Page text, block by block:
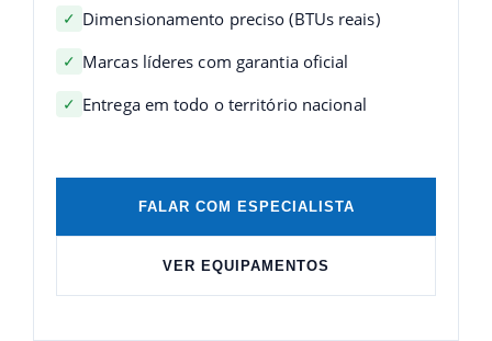
✓ Dimensionamento preciso (BTUs reais)
✓ Marcas líderes com garantia oficial
✓ Entrega em todo o território nacional
FALAR COM ESPECIALISTA
VER EQUIPAMENTOS